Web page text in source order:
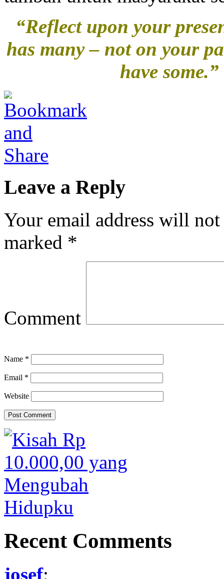
“Reflect upon your
has many – not on your
have
Leave a Reply
Your email address will
marked *
Comment
Name *
Email *
Website
Recent Comments
josef: